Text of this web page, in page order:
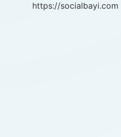
https://socialbayi.com